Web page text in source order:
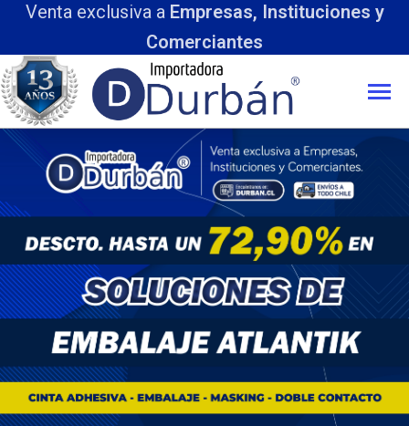
Venta exclusiva a Empresas, Instituciones y
Comerciantes